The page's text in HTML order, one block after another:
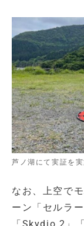
芦ノ湖にて実証を
なお、上空で
ーン「セルラ